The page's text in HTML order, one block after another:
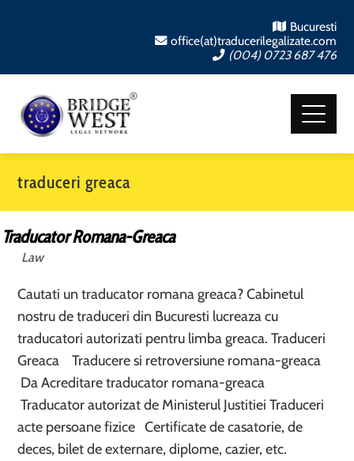
Bucuresti
office(at)traducerilegalizate.com
(004) 0723 687 476
traduceri greaca
Traducator Romana-Greaca
Law
Cautati un traducator romana greaca? Cabinetul
nostru de traduceri din Bucuresti lucreaza cu
traducatori autorizati pentru limba greaca. Traduceri
Greaca Traducere si retroversiune romana-greaca
Da Acreditare traducator romana-greaca
Traducator autorizat de Ministerul Justitiei Traduceri
acte persoane fizice Certificate de casatorie, de
deces, bilet de externare, diplome, cazier, etc.